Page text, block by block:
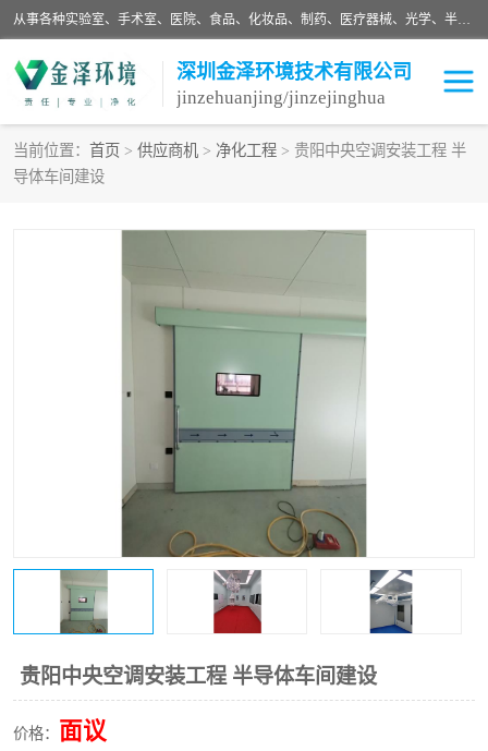
从事各种实验室、手术室、医院、食品、化妆品、制药、医疗器械、光学、半导体、精密电子等无尘车间行业的洁净车间装修设计、净化设备、恒温恒湿空调的设计制作与安装、净化系统工程项目施工及其技术支持服务。
深圳金泽环境技术有限公司
jinzehuanjing/jinzejinghua
当前位置： 首页 > 供应商机 > 净化工程 > 贵阳中央空调安装工程 半
导体车间建设
贵阳中央空调安装工程 半导体车间建设
价格： 面议
耗材
实验室净化
GMP车间净化
生命工程
食品饮料
光电车间
恒温恒湿净化空调 过滤器
百级